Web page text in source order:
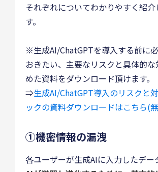
それぞれについてわかりやすく紹介
す。
※生成AI/ChatGPTを導入する前に
おきたい、主要なリスクと具体的な
めた資料をダウンロード頂けます。
⇒生成AI/ChatGPT導入のリスクと
ックの資料ダウンロードはこちら(
①機密情報の漏洩
各ユーザーが生成AIに入力したデー